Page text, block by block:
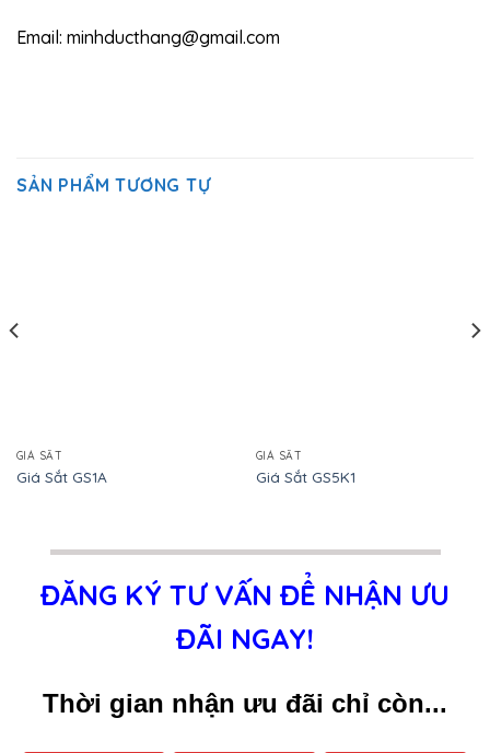
Email: minhducthang@gmail.com
SẢN PHẨM TƯƠNG TỰ
GIÁ SẮT
Giá Sắt GS1A
GIÁ SẮT
Giá Sắt GS5K1
ĐĂNG KÝ TƯ VẤN ĐỂ NHẬN ƯU
ĐÃI NGAY!
Thời gian nhận ưu đãi chỉ còn...